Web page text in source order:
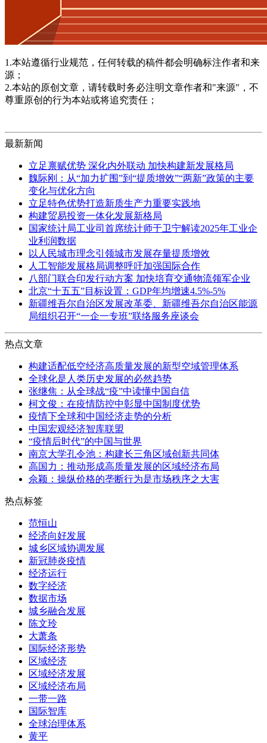
1.本站遵循行业规范，任何转载的稿件都会明确标注作者和来
源；
2.本站的原创文章，请转载时务必注明文章作者和"来源"，不
尊重原创的行为本站或将追究责任；
最新新闻
立足禀赋优势 深化内外联动 加快构建新发展格局
魏际刚：从“加力扩围”到“提质增效”“两新”政策的主要
变化与优化方向
立足特色优势打造新质生产力重要实践地
构建贸易投资一体化发展新格局
国家统计局工业司首席统计师于卫宁解读2025年工业企
业利润数据
以人民城市理念引领城市发展存量提质增效
人工智能发展格局调整呼吁加强国际合作
八部门联合印发行动方案 加快培育交通物流领军企业
北京“十五五”目标设置：GDP年均增速4.5%-5%
新疆维吾尔自治区发展改革委、新疆维吾尔自治区能源
局组织召开“一企一专班”联络服务座谈会
热点文章
构建适配低空经济高质量发展的新型空域管理体系
全球化是人类历史发展的必然趋势
张继焦：从全球战“疫”中读懂中国自信
柯文俊：在疫情防控中彰显中国制度优势
疫情下全球和中国经济走势的分析
中国宏观经济智库联盟
“疫情后时代”的中国与世界
南京大学孔令池：构建长三角区域创新共同体
高国力：推动形成高质量发展的区域经济布局
佘颖：操纵价格的垄断行为是市场秩序之大害
热点标签
范恒山
经济向好发展
城乡区域协调发展
新冠肺炎疫情
经济运行
数字经济
数据市场
城乡融合发展
陈文玲
大萧条
国际经济形势
区域经济
区域经济发展
区域经济布局
一带一路
国际智库
全球治理体系
黄平